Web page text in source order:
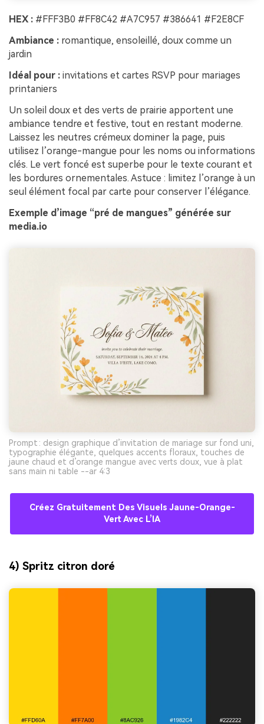
HEX : #FFF3B0 #FF8C42 #A7C957 #386641 #F2E8CF
Ambiance : romantique, ensoleillé, doux comme un
jardin
Idéal pour : invitations et cartes RSVP pour mariages
printaniers
Un soleil doux et des verts de prairie apportent une
ambiance tendre et festive, tout en restant moderne.
Laissez les neutres crémeux dominer la page, puis
utilisez l’orange-mangue pour les noms ou informations
clés. Le vert foncé est superbe pour le texte courant et
les bordures ornementales. Astuce : limitez l’orange à un
seul élément focal par carte pour conserver l’élégance.
Exemple d’image “pré de mangues” générée sur
media.io
Prompt : design graphique d’invitation de mariage sur fond uni,
typographie élégante, quelques accents floraux, touches de
jaune chaud et d’orange mangue avec verts doux, vue à plat
sans main ni table --ar 4:3
Créez Gratuitement Des Visuels Jaune-Orange-
Vert Avec L’IA
4) Spritz citron doré